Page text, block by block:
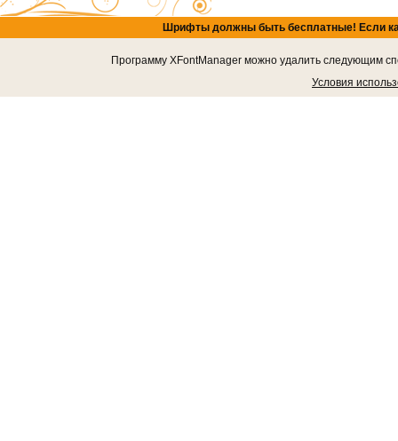
Шрифты должны быть бесплатные! Если
Программу XFontManager можно удалить следующим
Условия